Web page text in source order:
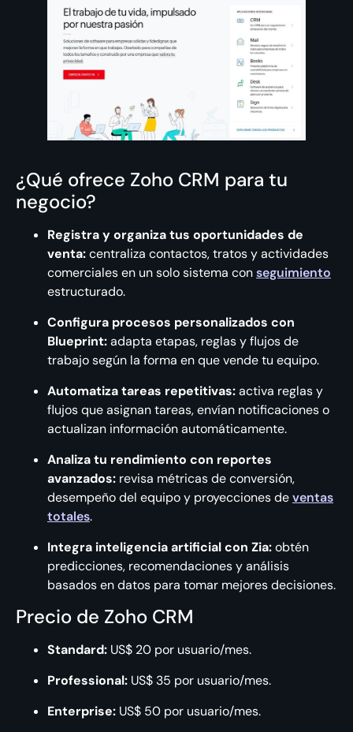
¿Qué ofrece Zoho CRM para tu
negocio?
Registra y organiza tus oportunidades de
venta:centraliza contactos, tratos y actividades
comerciales en un solo sistema conseguimiento
estructurado.
Configura procesos personalizados con
Blueprint:adapta etapas, reglas y flujos de
trabajo según la forma en que vende tu equipo.
Automatiza tareas repetitivas:activa reglas y
flujos que asignan tareas, envían notificaciones o
actualizan información automáticamente.
Analiza tu rendimiento con reportes
avanzados: revisa métricas de conversión,
desempeño del equipo y proyecciones deventas
totales.
Integra inteligencia artificial con Zia:obtén
predicciones, recomendaciones y análisis
basados en datos para tomar mejores decisiones.
Precio de Zoho CRM
Standard: US$ 20 por usuario/mes.
Professional: US$ 35 por usuario/mes.
Enterprise: US$ 50 por usuario/mes.